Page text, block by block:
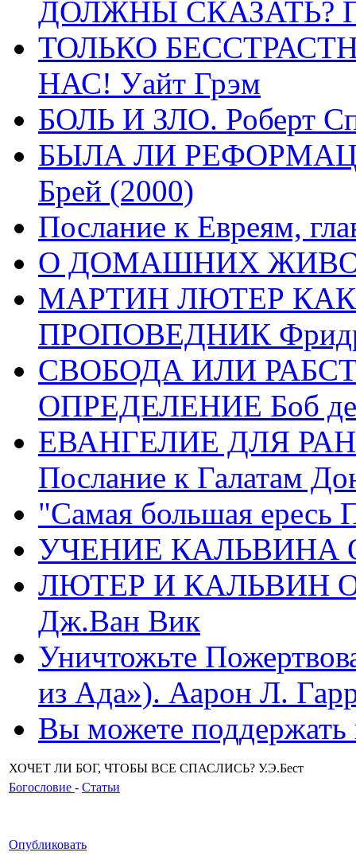
ДОЛЖНЫ СКАЗАТЬ?
ТОЛЬКО
НАС! Уайт Грэм
БОЛЬ И ЗЛО. Роберт
БЫЛА ЛИ
Брей (2000)
Послание к Евреям,
О ДОМАШНИХ
МАРТИН ЛЮТЕР
ПРОПОВЕДНИК
СВОБОДА ИЛИ
ОПРЕДЕЛЕНИЕ Боб де
ЕВАНГЕЛИЕ ДЛЯ
Послание к Галатам
"Самая большая ересь
УЧЕНИЕ КАЛЬВИНА
ЛЮТЕР И КАЛЬВИН
Дж.Ван Вик
Уничтожьте
из Ада»). Аарон Л.
Вы можете
ХОЧЕТ ЛИ БОГ, ЧТОБЫ ВСЕ СПАСЛИСЬ? У.Э.Бест
Богословие - Статьи
Опубликовать